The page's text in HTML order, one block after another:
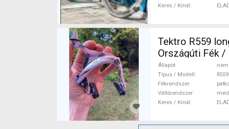
Keres / Kínál
Tektro R559
Országúti Fék /
Állapot
Típus / Modell
R559
Fékrendszer
Váltórendszer
Keres / Kínál